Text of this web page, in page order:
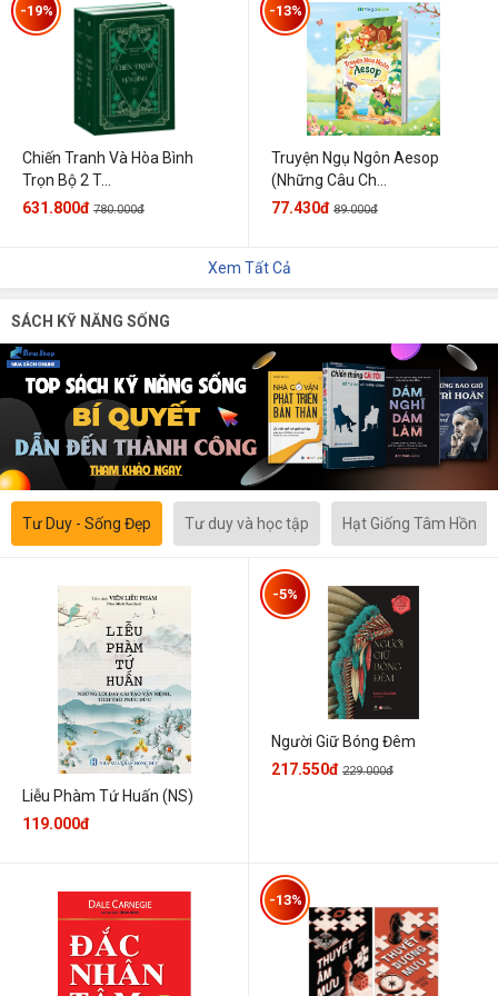
Chiến Tranh Và Hòa Bình
Trọn Bộ 2 T...
-19%
631.800đ 780.000đ
Truyện Ngụ Ngôn Aesop
(Những Câu Ch...
-13%
77.430đ 89.000đ
Xem Tất Cả
SÁCH KỸ NĂNG SỐNG
Tư Duy - Sống Đẹp Tư duy và học tập Hạt Giống Tâm Hồn
Liễu Phàm Tứ Huấn (NS)
119.000đ
Người Giữ Bóng Đêm
-5%
217.550đ 229.000đ
-13%